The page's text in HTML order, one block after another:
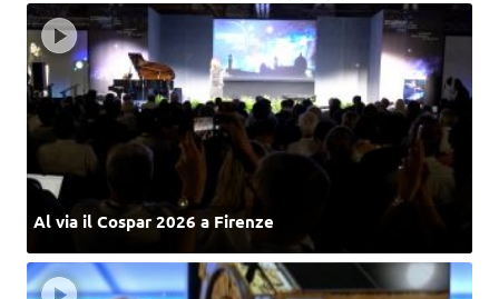
Al via il Cospar 2026 a Firenze